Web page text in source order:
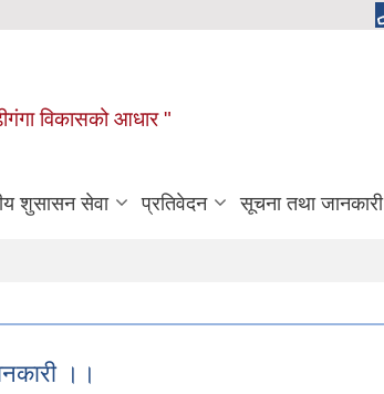
विकासको आधार "
शुसासन सेवा प्रतिवेदन सूचना तथा जानकारी
।।